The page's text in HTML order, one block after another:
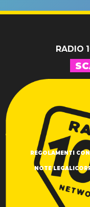
RADIO
REGOLAMENTI
NOTE LEGALI